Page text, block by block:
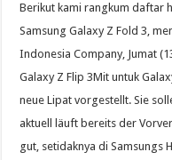
Berikut kami rangkum daftar
Samsung Galaxy Z Fold 3,
Indonesia Company, Jumat
Galaxy Z Flip 3Mit untuk
neue Lipat vorgestellt. Sie
aktuell läuft bereits der
gut, setidaknya di Samsungs